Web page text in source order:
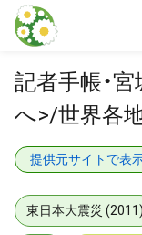
本文に飛ぶ
記者手帳・
へ>/世界各
提供元サイトで表
東日本大震災 (2011)